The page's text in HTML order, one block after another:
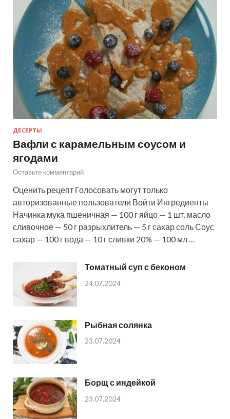
ДЕСЕРТЫ
Вафли с карамельным соусом и
ягодами
Оставьте комментарий
Оценить рецепт Голосовать могут только
авторизованные пользователи Войти Ингредиенты
Начинка мука пшеничная — 100 г яйцо — 1 шт. масло
сливочное — 50 г разрыхлитель — 5 г сахар соль Соус
сахар — 100 г вода — 10 г сливки 20% — 100 мл …
Томатный суп с беконом
24.07.2024
Рыбная солянка
23.07.2024
Борщ с индейкой
23.07.2024